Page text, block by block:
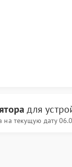
для
на текущую дату